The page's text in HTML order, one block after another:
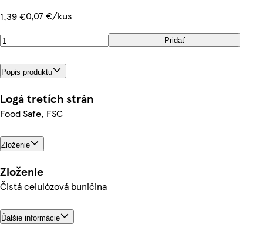
1,39 €0,07 €/kus
Pridať
Popis produktu
Logá tretích strán
Food Safe, FSC
Zloženie
Zloženie
Čistá celulózová buničina
Ďalšie informácie